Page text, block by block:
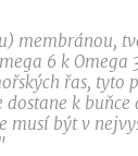
membránou,
6 k Omega
řas,
k
být v